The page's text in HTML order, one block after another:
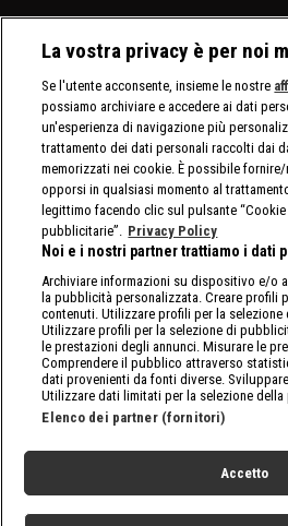
La vostra privacy è per noi
Se l'utente acconsente, insieme le nostre
possiamo archiviare e accedere ai dati
un'esperienza di navigazione più
trattamento dei dati personali raccolti dai
memorizzati nei cookie. È possibile
opporsi in qualsiasi momento al
legittimo facendo clic sul pulsante
pubblicitarie”. Privacy Policy
Noi e i nostri partner trattiamo i dati
Archiviare informazioni su dispositivo e/o
la pubblicità personalizzata. Creare profili
contenuti. Utilizzare profili per la
Utilizzare profili per la selezione di
le prestazioni degli annunci. Misurare le
Comprendere il pubblico attraverso
dati provenienti da fonti diverse.
Utilizzare dati limitati per la selezione
Elenco dei partner (fornitori)
Accetto